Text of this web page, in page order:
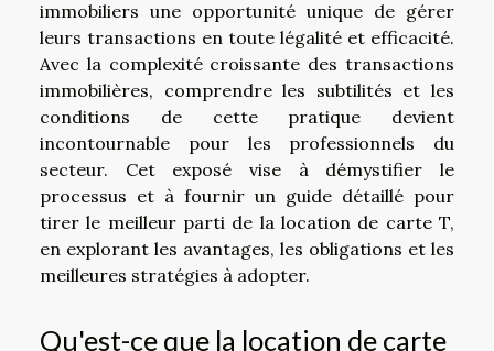
immobiliers une opportunité unique de gérer
leurs transactions en toute légalité et efficacité.
Avec la complexité croissante des transactions
immobilières, comprendre les subtilités et les
conditions de cette pratique devient
incontournable pour les professionnels du
secteur. Cet exposé vise à démystifier le
processus et à fournir un guide détaillé pour
tirer le meilleur parti de la location de carte T,
en explorant les avantages, les obligations et les
meilleures stratégies à adopter.
Qu'est-ce que la location de carte